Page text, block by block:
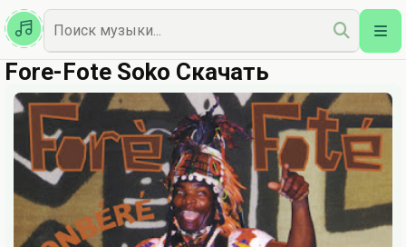
Казахская
Наш Топ
Fore-Fote Soko Скачать